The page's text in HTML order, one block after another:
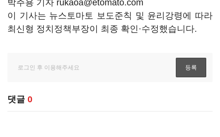
박주용 기자 rukaoa@etomato.com
이 기사는 뉴스토마토 보도준칙 및 윤리강령에 따라
최신형 정치정책부장이 최종 확인·수정했습니다.
댓글 0